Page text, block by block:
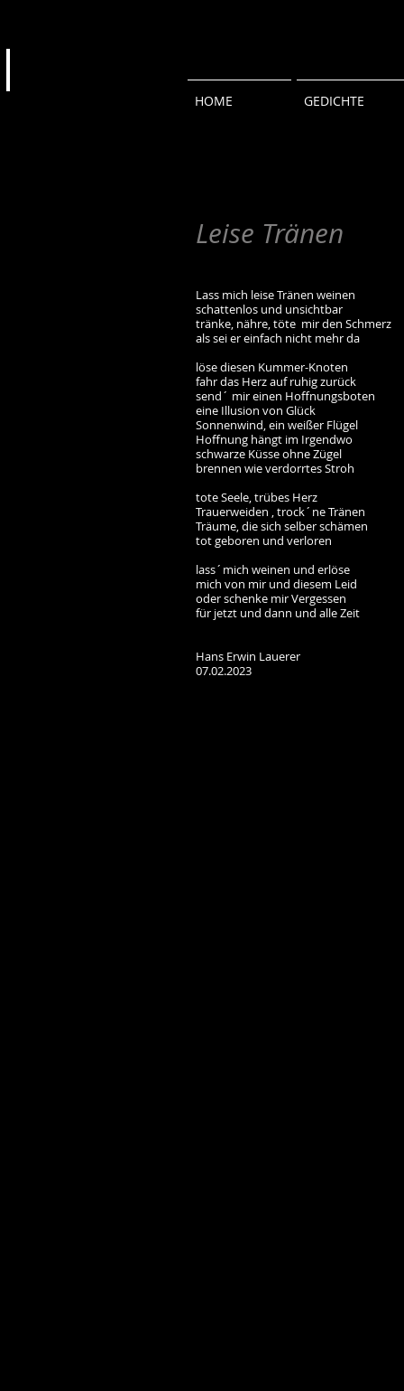
HOME GEDICHTE
Leise Tränen
Lass mich leise Tränen weinen
schattenlos und unsichtbar
tränke, nähre, töte mir den Schmerz
als sei er einfach nicht mehr da
löse diesen Kummer-Knoten
fahr das Herz auf ruhig zurück
send´ mir einen Hoffnungsboten
eine Illusion von Glück
Sonnenwind, ein weißer Flügel
Hoffnung hängt im Irgendwo
schwarze Küsse ohne Zügel
brennen wie verdorrtes Stroh
tote Seele, trübes Herz
Trauerweiden , trock´ne Tränen
Träume, die sich selber schämen
tot geboren und verloren
lass´mich weinen und erlöse
mich von mir und diesem Leid
oder schenke mir Vergessen
für jetzt und dann und alle Zeit
Hans Erwin Lauerer
07.02.2023